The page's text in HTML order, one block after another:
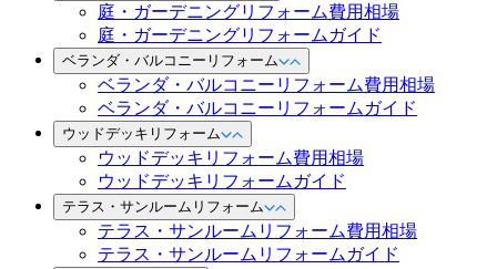
庭・ガーデニングリフォーム費用相場
庭・ガーデニングリフォームガイド
ベランダ・バルコニーリフォーム
ベランダ・バルコニーリフォーム費用相場
ベランダ・バルコニーリフォームガイド
ウッドデッキリフォーム
ウッドデッキリフォーム費用相場
ウッドデッキリフォームガイド
テラス・サンルームリフォーム
テラス・サンルームリフォーム費用相場
テラス・サンルームリフォームガイド